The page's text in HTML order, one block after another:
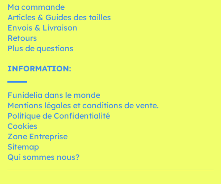
Ma commande
Articles & Guides des tailles
Envois & Livraison
Retours
Plus de questions
INFORMATION:
Funidelia dans le monde
Mentions légales et conditions de vente.
Politique de Confidentialité
Cookies
Zone Entreprise
Sitemap
Qui sommes nous?